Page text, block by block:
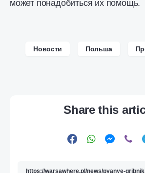
может понадобиться их помощь.
Новости Польша
Share this